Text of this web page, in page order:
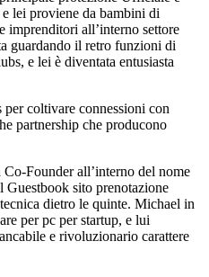
lei proviene da bambini di
imprenditori all’interno settore
guardando il retro funzioni di
e lei è diventata entusiasta
coltivare connessioni con
partnership che producono
Founder all’interno del nome
sito prenotazione
dietro le quinte. Michael in
per pc per startup, e lui
e rivoluzionario carattere